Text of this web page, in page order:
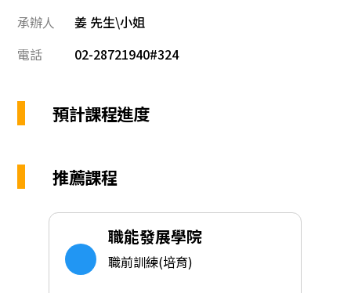
承辦人
姜 先生\小姐
電話
02-28721940#324
預計課程進度
推薦課程
職能發展學院
職前訓練(培育)